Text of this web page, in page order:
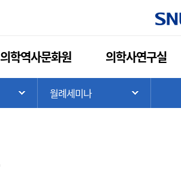
의학역사문화원 의학사연구실
주 메뉴 목록 열기
월례세미나